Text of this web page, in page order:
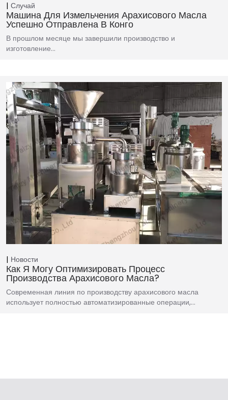
Случай
Машина Для Измельчения Арахисового Масла
Успешно Отправлена В Конго
В прошлом месяце мы завершили производство и
изготовление…
Новости
Как Я Могу Оптимизировать Процесс
Производства Арахисового Масла?
Современная линия по производству арахисового масла
использует полностью автоматизированные операции,…